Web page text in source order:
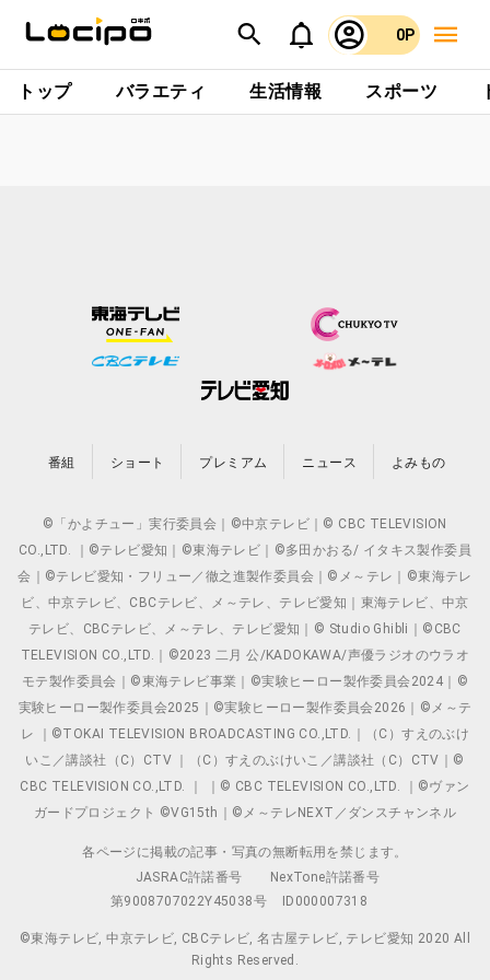
0P
トップ バラエティ 生活情報 スポーツ
番組 ショート プレミアム ニュース よみもの
©「かよチュー」実行委員会｜©中京テレビ｜© CBC TELEVISION
CO.,LTD. ｜©テレビ愛知｜©東海テレビ｜©多田かおる/ イタキス製作委員
会｜©テレビ愛知・フリュー／徹之進製作委員会｜©メ～テレ｜©東海テレ
ビ、中京テレビ、CBCテレビ、メ～テレ、テレビ愛知｜東海テレビ、中京
テレビ、CBCテレビ、メ～テレ、テレビ愛知｜© Studio Ghibli｜©CBC
TELEVISION CO.,LTD.｜©2023 二月 公/KADOKAWA/声優ラジオのウラオ
モテ製作委員会｜©東海テレビ事業｜©実験ヒーロー製作委員会2024｜©
実験ヒーロー製作委員会2025｜©実験ヒーロー製作委員会2026｜©メ～テ
レ ｜©TOKAI TELEVISION BROADCASTING CO.,LTD.｜（C）すえのぶけ
いこ／講談社（C）CTV ｜（C）すえのぶけいこ／講談社（C）CTV｜©
CBC TELEVISION CO.,LTD. ｜ ｜© CBC TELEVISION CO.,LTD. ｜©ヴァン
ガードプロジェクト ©VG15th｜©メ～テレNEXT／ダンスチャンネル
各ページに掲載の記事・写真の無断転用を禁じます。
JASRAC許諾番号
NexTone許諾番号
第9008707022Y45038号
ID000007318
©東海テレビ, 中京テレビ, CBCテレビ, 名古屋テレビ, テレビ愛知 2020 All
Rights Reserved.